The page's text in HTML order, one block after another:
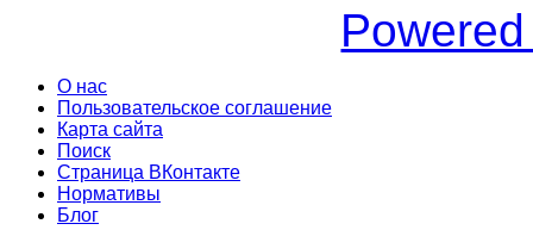
О нас
Пользовательское соглашение
Карта сайта
Поиск
Страница ВКонтакте
Нормативы
Блог